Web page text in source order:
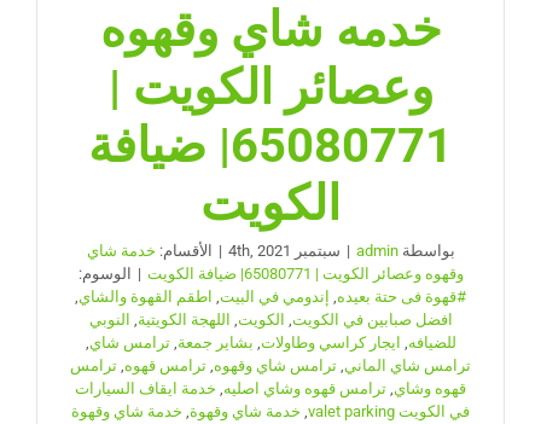
خدمه شاي وقهوه
وعصائر الكويت |
65080771| ضيافة
الكويت
بواسطةadmin
| سبتمبر 4th, 2021 | الأقسام: خدمة شاي
وقهوه وعصائر الكويت | 65080771| ضيافة الكويت
|
الوسوم:
#قهوة فى حتة بعيده, إندومي في البيت, اطقم القهوة والشاي,
افضل صبابين في الكويت, الكويت, اللهجة الكويتية, النوبي
للضيافه, ايجار كراسي وطاولات, بشاير جمعة,ترامس شاي,
ترامس شاي الماني, ترامس شاي وقهوه, ترامس قهوه, ترامس
قهوه وشاي, ترامس قهوه وشاي اصليه, خدمة ايقاف السيارات
في الكويت valet parking
, خدمة شاي وقهوة, خدمة شاي وقهوة